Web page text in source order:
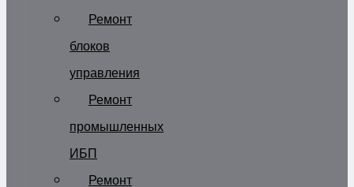
Ремонт
блоков
управления
Ремонт
промышленных
ИБП
Ремонт